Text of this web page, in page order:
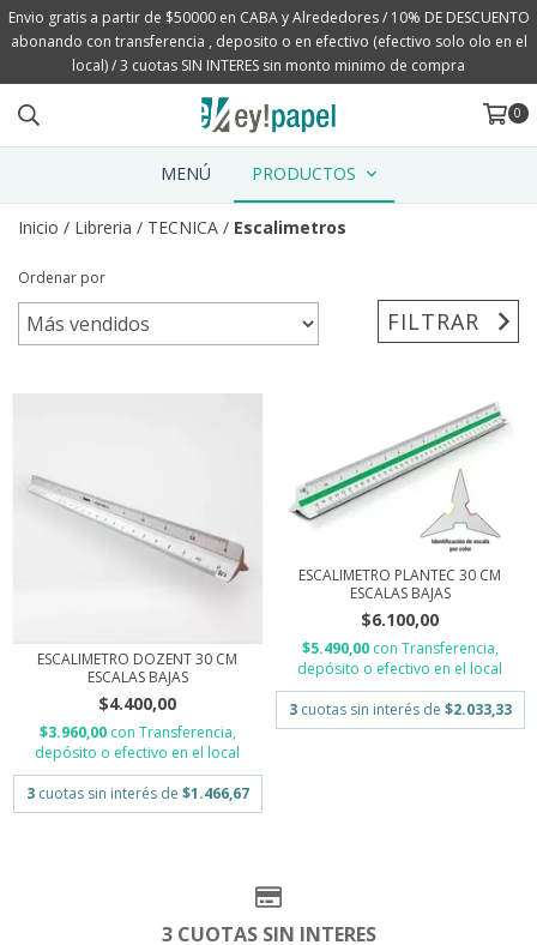
Envio gratis a partir de $50000 en CABA y Alrededores / 10% DE DESCUENTO
abonando con transferencia , deposito o en efectivo (efectivo solo olo en el
local) / 3 cuotas SIN INTERES sin monto minimo de compra
0
MENÚ PRODUCTOS
Inicio / Libreria / TECNICA / Escalimetros
Ordenar por
FILTRAR
ESCALIMETRO DOZENT 30 CM
ESCALAS BAJAS
$4.400,00
$3.960,00 con Transferencia,
depósito o efectivo en el local
3 cuotas sin interés de $1.466,67
ESCALIMETRO PLANTEC 30 CM
ESCALAS BAJAS
$6.100,00
$5.490,00 con Transferencia,
depósito o efectivo en el local
3 cuotas sin interés de $2.033,33
3 CUOTAS SIN INTERES